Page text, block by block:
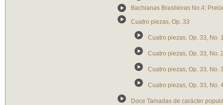
Bachianas Brasileiras No.4;
Cuatro piezas, Op. 33
Cuatro piezas, Op. 33, No.
Cuatro piezas, Op. 33, No.
Cuatro piezas, Op. 33, No.
Cuatro piezas, Op. 33, No.
Doce Tamadas de carácter